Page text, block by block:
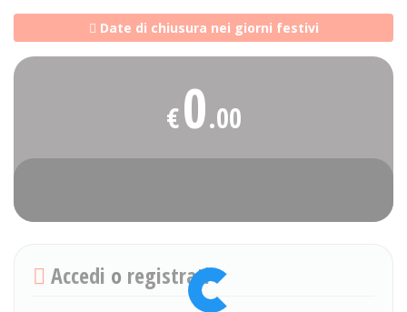
Date di chiusura nei giorni festivi
€0.00
Accedi o registrati